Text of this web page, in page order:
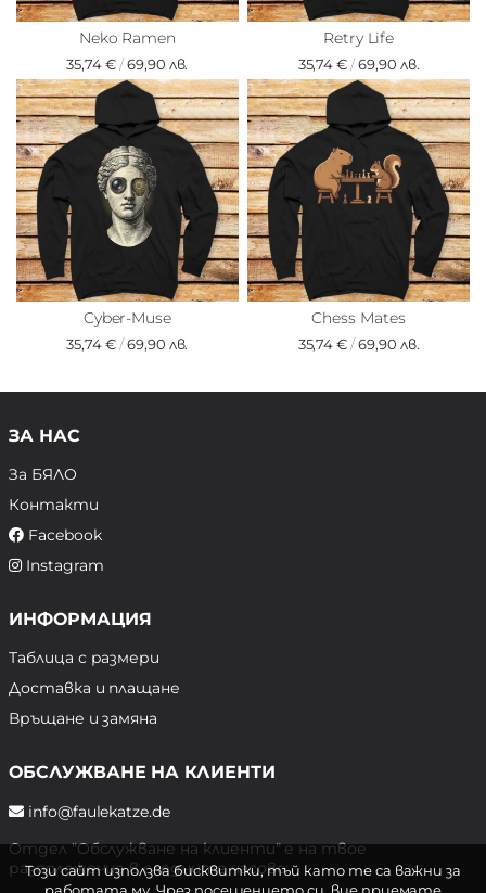
Neko Ramen
35,74 €/69,90 лв.
Retry Life
35,74 €/69,90 лв.
Cyber-Muse
35,74 €/69,90 лв.
Chess Mates
35,74 €/69,90 лв.
ЗА НАС
За БЯЛО
Контакти
Facebook
Instagram
ИНФОРМАЦИЯ
Таблица с размери
Доставка и плащане
Връщане и замяна
ОБСЛУЖВАНЕ НА КЛИЕНТИ
info@faulekatze.de
Отдел "Обслужване на клиенти" е на твое
разположение в следните часове:
Този сайт използва бисквитки, тъй като те са важни за